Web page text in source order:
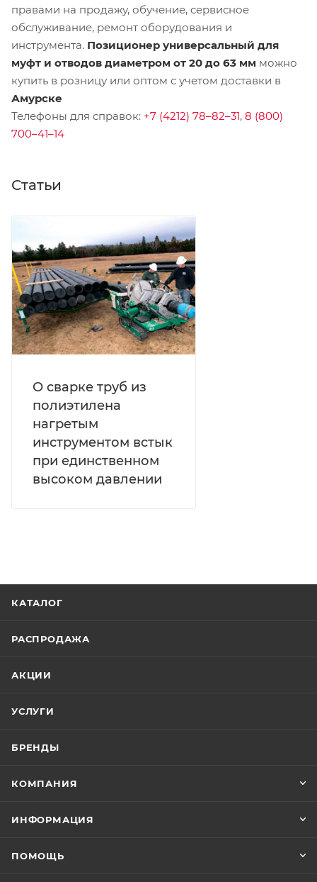
правами на продажу, обучение, сервисное
обслуживание, ремонт оборудования и
инструмента. Позиционер универсальный для
муфт и отводов диаметром от 20 до 63 мм можно
купить в розницу или оптом с учетом доставки в
Амурске
Телефоны для справок: +7 (4212) 78–82–31, 8 (800)
700–41–14
Статьи
О сварке труб из
полиэтилена
нагретым
инструментом встык
при единственном
высоком давлении
КАТАЛОГ
РАСПРОДАЖА
АКЦИИ
УСЛУГИ
БРЕНДЫ
КОМПАНИЯ
ИНФОРМАЦИЯ
ПОМОЩЬ